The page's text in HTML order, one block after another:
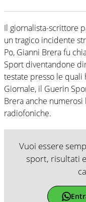
Il giornalista-scrittore
un tragico incidente
Po, Gianni Brera fu
Sport diventandone
testate presso le quali
Giornale, il Guerin
Brera anche
radiofoniche.
Vuoi essere
sport, risultati